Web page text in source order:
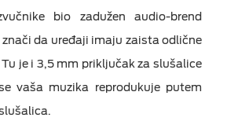
bio zadužen audio-brend
da uređaji imaju zaista odlične
je i 3,5 mm priključak za slušalice
vaša muzika reprodukuje putem